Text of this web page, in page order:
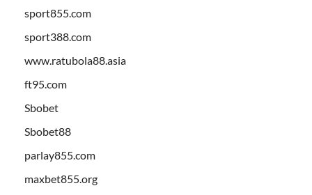
sport855.com
sport388.com
www.ratubola88.asia
ft95.com
Sbobet
Sbobet88
parlay855.com
maxbet855.org